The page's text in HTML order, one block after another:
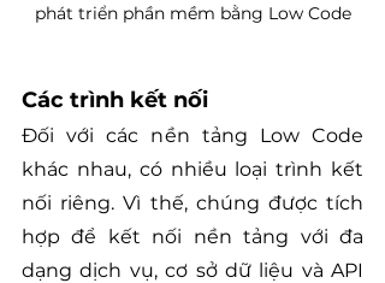
phát triển phần mềm bằng Low Code
Các trình kết nối
Đối với các nền tảng Low Code
khác nhau, có nhiều loại trình kết
nối riêng. Vì thế, chúng được tích
hợp để kết nối nền tảng với đa
dạng dịch vụ, cơ sở dữ liệu và API